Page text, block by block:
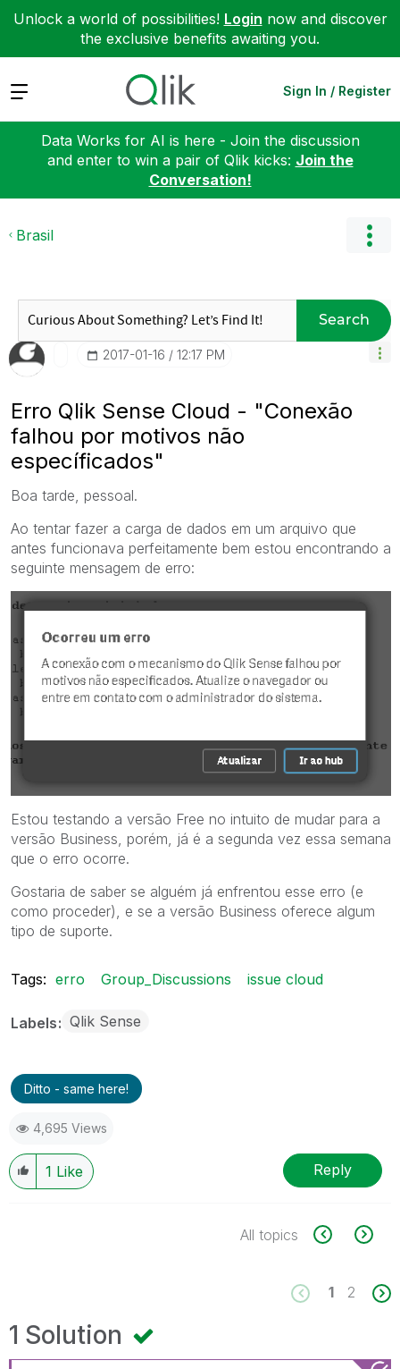
Unlock a world of possibilities! Login now and discover
the exclusive benefits awaiting you.
Expand Sign In / Register
Data Works for AI is here - Join the discussion
and enter to win a pair of Qlik kicks: Join the
Conversation!
Brasil
Search
‎2017-01-16 12:17 PM
Erro Qlik Sense Cloud - "Conexão
falhou por motivos não
específicados"
Boa tarde, pessoal.
Ao tentar fazer a carga de dados em um arquivo que
antes funcionava perfeitamente bem estou encontrando a
seguinte mensagem de erro:
Estou testando a versão Free no intuito de mudar para a
versão Business, porém, já é a segunda vez essa semana
que o erro ocorre.
Gostaria de saber se alguém já enfrentou esse erro (e
como proceder), e se a versão Business oferece algum
tipo de suporte.
Tags: erro Group_Discussions issue cloud
Labels Qlik Sense
Ditto - same here!
4,695 Views
1 Like Reply
All topics
1 2
1 Solution